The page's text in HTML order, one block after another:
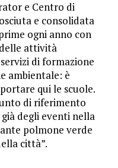
e Centro di
e consolidata
ogni anno con
attività
di formazione
ambientale: è
qui le scuole.
di riferimento
degli eventi nella
polmone verde
città”.